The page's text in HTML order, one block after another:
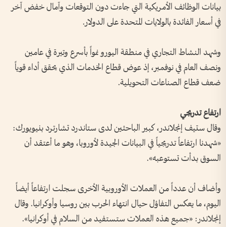
بيانات الوظائف الأمريكية التي جاءت دون التوقعات وآمال خفض آخر
في أسعار الفائدة بالولايات المتحدة على الدولار.
وشهد النشاط التجاري في منطقة اليورو نمواً بأسرع وتيرة في عامين
ونصف العام في نوفمبر، إذ عوض قطاع الخدمات الذي يحقق أداء قوياً
ضعف قطاع الصناعات التحويلية.
ارتفاع تدريجي
وقال ستيف إنجلاندر، كبير الباحثين لدى ستاندرد تشارترد بنيويورك:
«شهدنا ارتفاعاً تدريجياً في البيانات الجيدة لأوروبا، وهو ما أعتقد أن
السوق بدأت تستوعبه».
وأضاف أن عدداً من العملات الأوروبية الأخرى سجلت ارتفاعاً أيضاً
اليوم، ما يعكس التفاؤل حيال انتهاء الحرب بين روسيا وأوكرانيا. وقال
إنجلاندر: «جميع هذه العملات ستستفيد من السلام في أوكرانيا».